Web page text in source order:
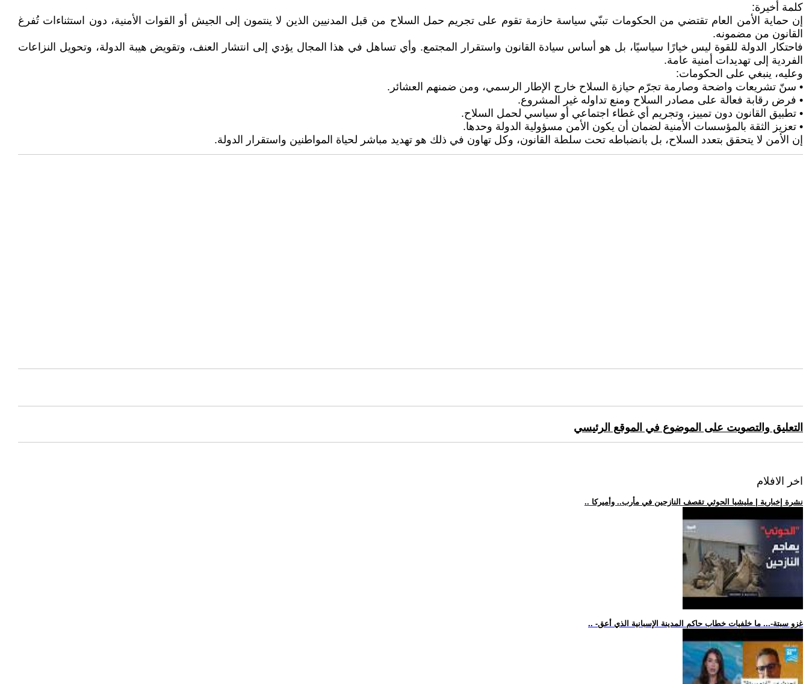
كلمة أخيرة:
إن حماية الأمن العام تقتضي من الحكومات تبنّي سياسة حازمة تقوم على تجريم حمل السلاح من قبل المدنيين الذين لا ينتمون إلى الجيش أو القوات الأمنية، دون استثناءات تُفرغ
القانون من مضمونه.
فاحتكار الدولة للقوة ليس خيارًا سياسيًا، بل هو أساس سيادة القانون واستقرار المجتمع. وأي تساهل في هذا المجال يؤدي إلى انتشار العنف، وتقويض هيبة الدولة، وتحويل النزاعات
الفردية إلى تهديدات أمنية عامة.
وعليه، ينبغي على الحكومات:
• سنّ تشريعات واضحة وصارمة تجرّم حيازة السلاح خارج الإطار الرسمي، ومن ضمنهم العشائر.
• فرض رقابة فعالة على مصادر السلاح ومنع تداوله غير المشروع.
• تطبيق القانون دون تمييز، وتجريم أي غطاء اجتماعي أو سياسي لحمل السلاح.
• تعزيز الثقة بالمؤسسات الأمنية لضمان أن يكون الأمن مسؤولية الدولة وحدها.
إن الأمن لا يتحقق بتعدد السلاح، بل بانضباطه تحت سلطة القانون، وكل تهاون في ذلك هو تهديد مباشر لحياة المواطنين واستقرار الدولة.
التعليق والتصويت على الموضوع في الموقع الرئيسي
اخر الافلام
.. نشرة إخبارية | مليشيا الحوثي تقصف النازحين في مأرب.. وأميركا
.. -غزو سبتة-... ما خلفيات خطاب حاكم المدينة الإسبانية الذي أعق